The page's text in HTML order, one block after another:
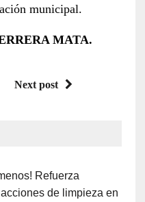
municipal.
MATA.
Next post
Refuerza
de limpieza en